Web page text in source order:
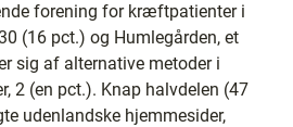
forening for kræftpatienter i
(16 pct.) og Humlegården, et
sig af alternative metoder i
2 (en pct.). Knap halvdelen (47
udenlandske hjemmesider,